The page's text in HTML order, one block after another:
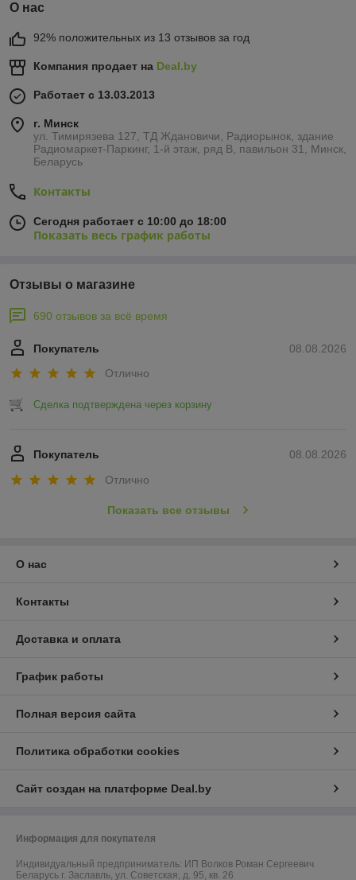
О нас
92% положительных из 13 отзывов за год
Компания продает на Deal.by
Работает с 13.03.2013
г. Минск
ул. Тимирязева 127, ТД Ждановичи, Радиорынок, здание
Радиомаркет-Паркинг, 1-й этаж, ряд В, павильон 31, Минск,
Беларусь
Контакты
Сегодня работает с 10:00 до 18:00
Показать весь график работы
Отзывы о магазине
690 отзывов за всё время
08.08.2026
Покупатель
Отлично
Сделка подтверждена через корзину
08.08.2026
Покупатель
Отлично
Показать все отзывы
О нас
Контакты
Доставка и оплата
График работы
Полная версия сайта
Политика обработки cookies
Сайт создан на платформе Deal.by
Информация для покупателя
Индивидуальный предприниматель: ИП Волков Роман Сергеевич
Беларусь г. Заславль, ул. Советская, д. 95, кв. 26